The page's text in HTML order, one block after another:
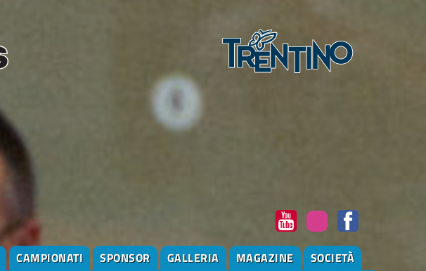
CAMPIONATI SPONSOR GALLERIA MAGAZINE SOCIETÀ